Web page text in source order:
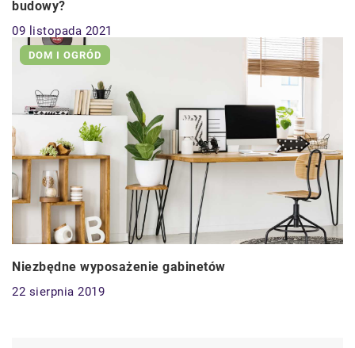
budowy?
09 listopada 2021
DOM I OGRÓD
Niezbędne wyposażenie gabinetów
22 sierpnia 2019